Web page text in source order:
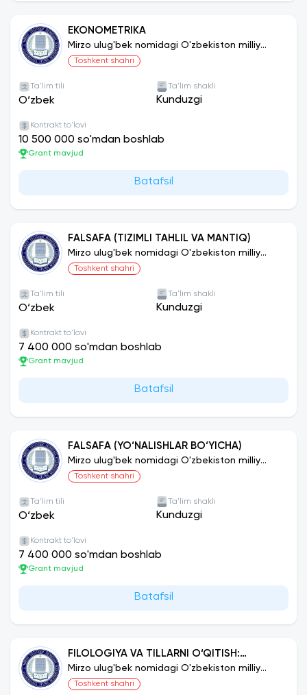
EKONOMETRIKA
Mirzo ulug'bek nomidagi O'zbekiston milliy
universiteti
Toshkent shahri
Ta'lim tili
O‘zbek
Ta'lim shakli
Kunduzgi
Kontrakt to'lovi
10 500 000 so'mdan boshlab
Grant mavjud
Batafsil
FALSAFA (TIZIMLI TAHLIL VA MANTIQ)
Mirzo ulug'bek nomidagi O'zbekiston milliy
universiteti
Toshkent shahri
Ta'lim tili
O‘zbek
Ta'lim shakli
Kunduzgi
Kontrakt to'lovi
7 400 000 so'mdan boshlab
Grant mavjud
Batafsil
FALSAFA (YO‘NALISHLAR BO‘YICHA)
Mirzo ulug'bek nomidagi O'zbekiston milliy
universiteti
Toshkent shahri
Ta'lim tili
O‘zbek
Ta'lim shakli
Kunduzgi
Kontrakt to'lovi
7 400 000 so'mdan boshlab
Grant mavjud
Batafsil
FILOLOGIYA VA TILLARNI O‘QITISH:
FRANSUZ TILI
Mirzo ulug'bek nomidagi O'zbekiston milliy
universiteti
Toshkent shahri